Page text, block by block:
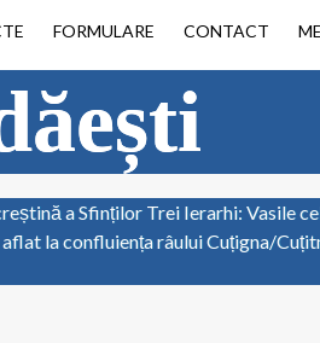
FORMULARE CONTACT
a Sfinților Trei Ierarhi:
la confluiența râului Cuțigna/